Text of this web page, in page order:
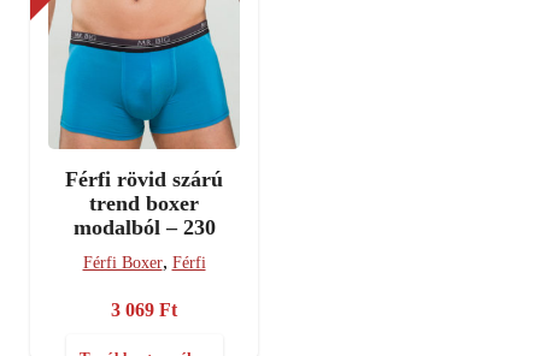
Férfi rövid szárú
trend boxer
modalból – 230
Férfi Boxer, Férfi
3 069 Ft